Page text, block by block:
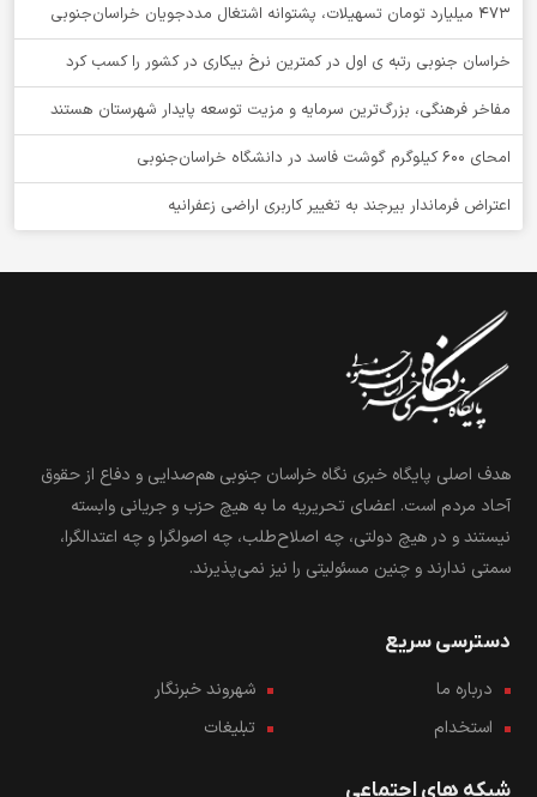
۴۷۳ میلیارد تومان تسهیلات، پشتوانه اشتغال مددجویان خراسان‌جنوبی
خراسان جنوبی رتبه ی اول در کمترین نرخ بیکاری در کشور را کسب کرد
مفاخر فرهنگی، بزرگ‌ترین سرمایه و مزیت توسعه پایدار شهرستان هستند
امحای ۶۰۰ کیلوگرم گوشت فاسد در دانشگاه خراسان‌جنوبی
اعتراض فرماندار بیرجند به تغییر کاربری اراضی زعفرانیه
هدف اصلی پایگاه خبری نگاه خراسان جنوبی هم‌صدایی و دفاع از حقوق
آحاد مردم است. اعضای تحریریه ما به هیچ حزب و جریانی وابسته
نیستند و در هیچ دولتی، چه اصلاح‌طلب، چه اصولگرا و چه اعتدالگرا،
سمتی ندارند و چنین مسئولیتی را نیز نمی‌پذیرند.
دسترسی سریع
درباره ما
شهروند خبرنگار
استخدام
تبلیغات
شبکه های اجتماعی